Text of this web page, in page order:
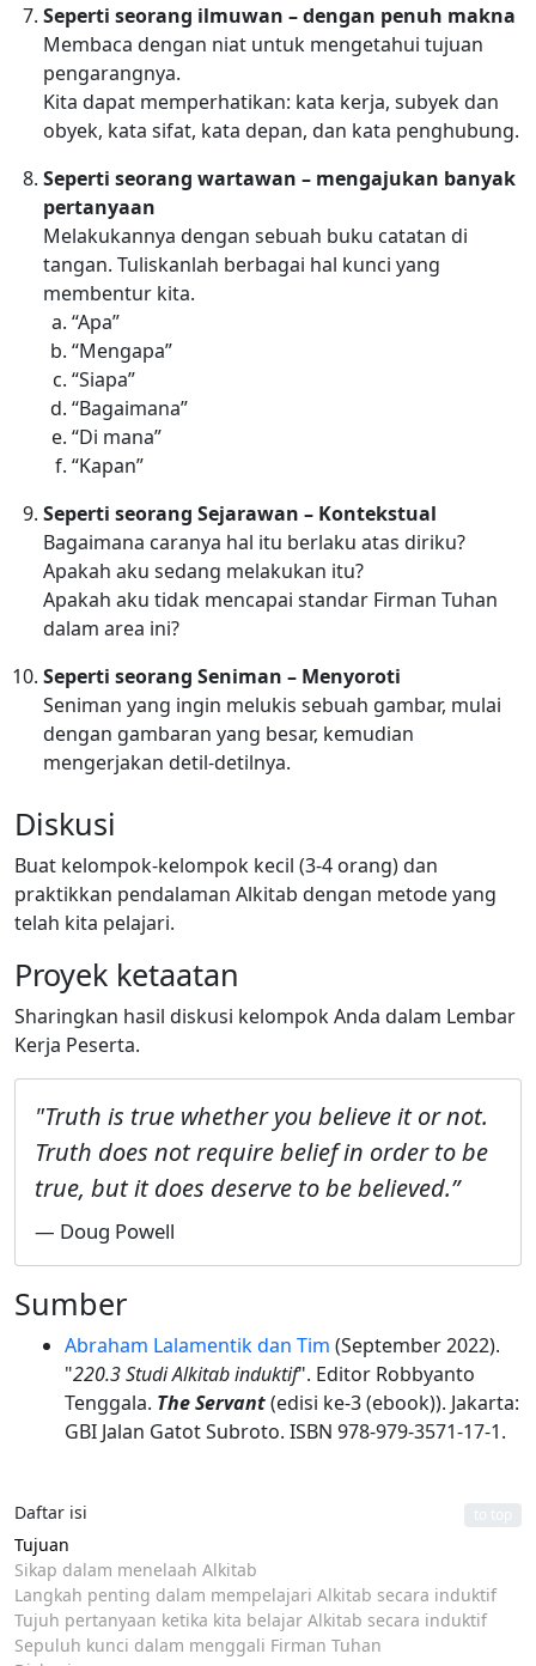
Seperti seorang ilmuwan – dengan penuh makna
Membaca dengan niat untuk mengetahui tujuan
pengarangnya.
Kita dapat memperhatikan: kata kerja, subyek dan
obyek, kata sifat, kata depan, dan kata penghubung.
Seperti seorang wartawan – mengajukan banyak
pertanyaan
Melakukannya dengan sebuah buku catatan di
tangan. Tuliskanlah berbagai hal kunci yang
membentur kita.
“Apa”
“Mengapa”
“Siapa”
“Bagaimana”
“Di mana”
“Kapan”
Seperti seorang Sejarawan – Kontekstual
Bagaimana caranya hal itu berlaku atas diriku?
Apakah aku sedang melakukan itu?
Apakah aku tidak mencapai standar Firman Tuhan
dalam area ini?
Seperti seorang Seniman – Menyoroti
Seniman yang ingin melukis sebuah gambar, mulai
dengan gambaran yang besar, kemudian
mengerjakan detil-detilnya.
Diskusi
Buat kelompok-kelompok kecil (3-4 orang) dan
praktikkan pendalaman Alkitab dengan metode yang
telah kita pelajari.
Proyek ketaatan
Sharingkan hasil diskusi kelompok Anda dalam Lembar
Kerja Peserta.
"Truth is true whether you believe it or not.
Truth does not require belief in order to be
true, but it does deserve to be believed.”
— Doug Powell
Sumber
Abraham Lalamentik dan Tim (September 2022).
"220.3 Studi Alkitab induktif". Editor Robbyanto
Tenggala. The Servant(edisi ke-3 (ebook)). Jakarta:
GBI Jalan Gatot Subroto. ISBN 978-979-3571-17-1.
Daftar isi
Tujuan
Sikap dalam menelaah Alkitab
Langkah penting dalam mempelajari Alkitab secara induktif
Tujuh pertanyaan ketika kita belajar Alkitab secara induktif
Sepuluh kunci dalam menggali Firman Tuhan